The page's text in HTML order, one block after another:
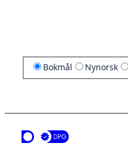
Bokmål Nynorsk